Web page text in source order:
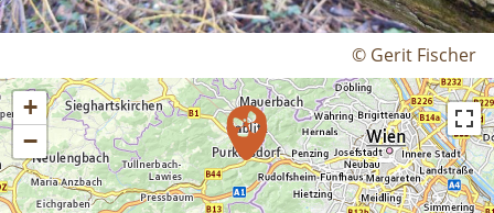
© Gerit Fischer
+
−